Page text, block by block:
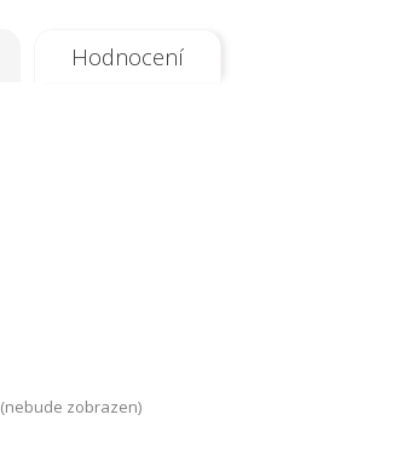
Hodnocení
(nebude zobrazen)